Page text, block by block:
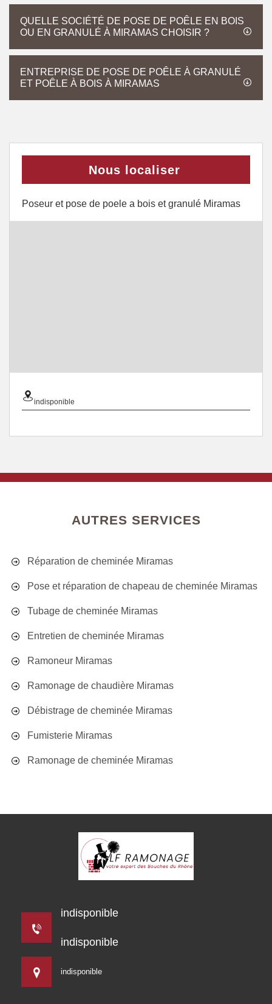
QUELLE SOCIÉTÉ DE POSE DE POÊLE EN BOIS
OU EN GRANULÉ À MIRAMAS CHOISIR ?
ENTREPRISE DE POSE DE POÊLE À GRANULÉ
ET POÊLE À BOIS À MIRAMAS
Nous localiser
Poseur et pose de poele a bois et granulé Miramas
indisponible
AUTRES SERVICES
Réparation de cheminée Miramas
Pose et réparation de chapeau de cheminée Miramas
Tubage de cheminée Miramas
Entretien de cheminée Miramas
Ramoneur Miramas
Ramonage de chaudière Miramas
Débistrage de cheminée Miramas
Fumisterie Miramas
Ramonage de cheminée Miramas
indisponible
indisponible
indisponible